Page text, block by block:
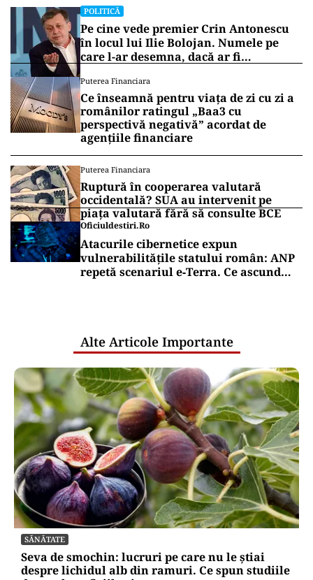
POLITICĂ
Pe cine vede premier Crin Antonescu
în locul lui Ilie Bolojan. Numele pe
care l-ar desemna, dacă ar fi
Puterea Financiara
Ce înseamnă pentru viața de zi cu zi a
românilor ratingul „Baa3 cu
perspectivă negativă” acordat de
agențiile financiare
Puterea Financiara
Ruptură în cooperarea valutară
occidentală? SUA au intervenit pe
piața valutară fără să consulte BCE
Oficiuldestiri.ro
Atacurile cibernetice expun
vulnerabilitățile statului român: ANP
repetă scenariul e‑Terra. Ce ascund
Alte Articole Importante
SĂNĂTATE
Seva de smochin: lucruri pe care nu le știai
despre lichidul alb din ramuri. Ce spun studiile